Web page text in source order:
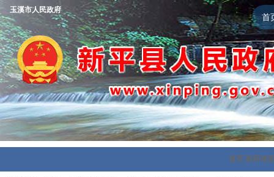
首
玉溪市人民政府
首页 政府信